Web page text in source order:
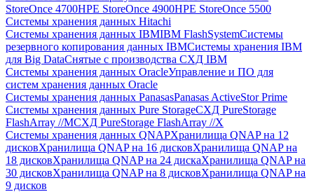
StoreOnce 4700HPE StoreOnce 4900HPE StoreOnce 5500
Системы хранения данных Hitachi
Системы хранения данных IBMIBM FlashSystemСистемы
резервного копирования данных IBMСистемы хранения IBM
для Big DataСнятые с производства СХД IBM
Системы хранения данных OracleУправление и ПО для
систем хранения данных Oracle
Системы хранения данных PanasasPanasas ActiveStor Prime
Системы хранения данных Pure StorageСХД PureStorage
FlashArray //MСХД PureStorage FlashArray //X
Системы хранения данных QNAPХранилища QNAP на 12
дисковХранилища QNAP на 16 дисковХранилища QNAP на
18 дисковХранилища QNAP на 24 дискаХранилища QNAP на
30 дисковХранилища QNAP на 8 дисковХранилища QNAP на
9 дисков